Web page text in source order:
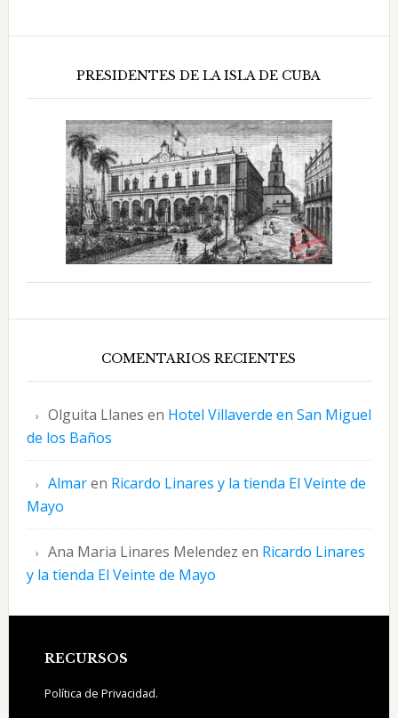
PRESIDENTES DE LA ISLA DE CUBA
COMENTARIOS RECIENTES
Olguita Llanes en Hotel Villaverde en San Miguel
de los Baños
Almaren Ricardo Linares y la tienda El Veinte de
Mayo
Ana Maria Linares Melendez en Ricardo Linares
y la tienda El Veinte de Mayo
Footer
RECURSOS
Política de Privacidad.